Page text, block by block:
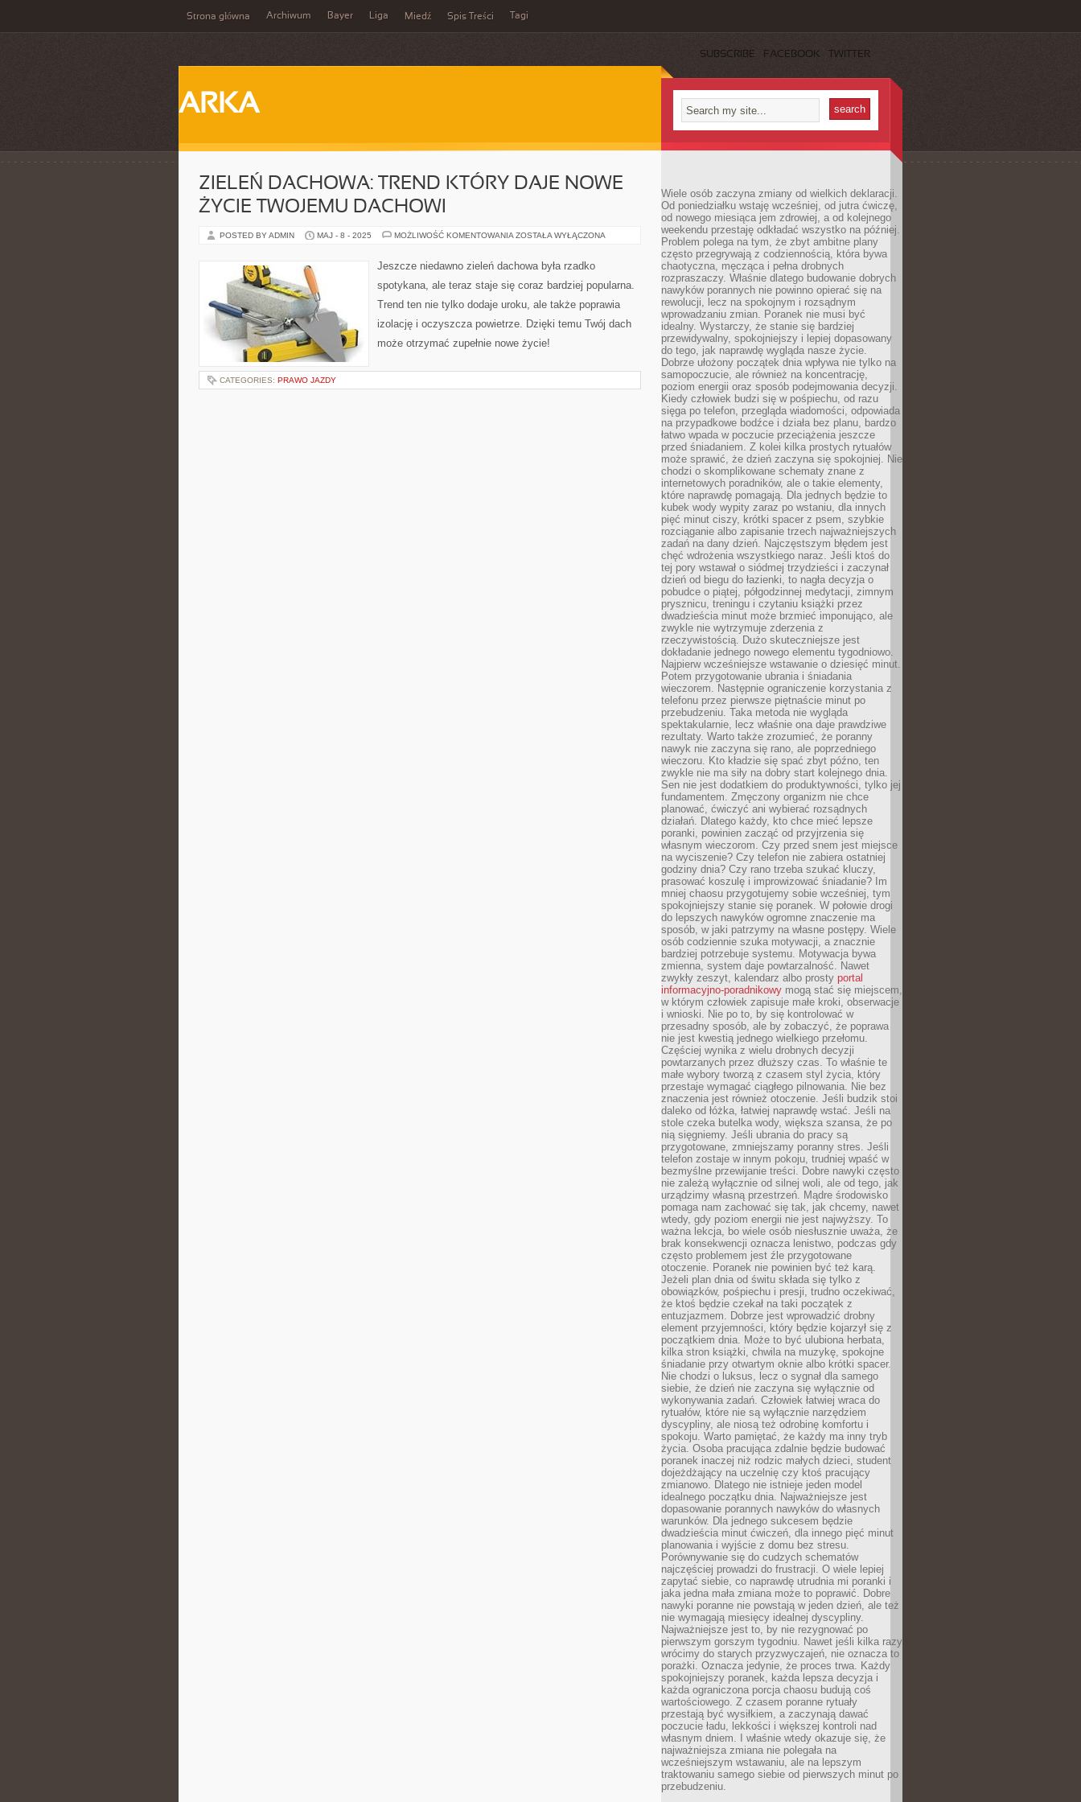
Strona główna Archiwum Bayer Liga Miedź Spis Treści Tagi
SUBSCRIBE FACEBOOK TWITTER
ARKA
ZIELEŃ DACHOWA: TREND KTÓRY DAJE NOWE
ŻYCIE TWOJEMU DACHOWI
POSTED BY ADMIN MAJ - 8 - 2025 MOŻLIWOŚĆ KOMENTOWANIA ZIELEŃ
KTÓRY
DAJE
ŻYCIE
DACHOWI
ZOSTAŁA WYŁĄCZONA
Jeszcze niedawno zieleń dachowa była rzadko
spotykana, ale teraz staje się coraz bardziej popularna.
Trend ten nie tylko dodaje uroku, ale także poprawia
izolację i oczyszcza powietrze. Dzięki temu Twój dach
może otrzymać zupełnie nowe życie!
CATEGORIES: PRAWO JAZDY
Wiele osób zaczyna zmiany od wielkich deklaracji.
Od poniedziałku wstaję wcześniej, od jutra ćwiczę,
od nowego miesiąca jem zdrowiej, a od kolejnego
weekendu przestaję odkładać wszystko na później.
Problem polega na tym, że zbyt ambitne plany
często przegrywają z codziennością, która bywa
chaotyczna, męcząca i pełna drobnych
rozpraszaczy. Właśnie dlatego budowanie dobrych
nawyków porannych nie powinno opierać się na
rewolucji, lecz na spokojnym i rozsądnym
wprowadzaniu zmian. Poranek nie musi być
idealny. Wystarczy, że stanie się bardziej
przewidywalny, spokojniejszy i lepiej dopasowany
do tego, jak naprawdę wygląda nasze życie.
Dobrze ułożony początek dnia wpływa nie tylko na
samopoczucie, ale również na koncentrację,
poziom energii oraz sposób podejmowania decyzji.
Kiedy człowiek budzi się w pośpiechu, od razu
sięga po telefon, przegląda wiadomości, odpowiada
na przypadkowe bodźce i działa bez planu, bardzo
łatwo wpada w poczucie przeciążenia jeszcze
przed śniadaniem. Z kolei kilka prostych rytuałów
może sprawić, że dzień zaczyna się spokojniej. Nie
chodzi o skomplikowane schematy znane z
internetowych poradników, ale o takie elementy,
które naprawdę pomagają. Dla jednych będzie to
kubek wody wypity zaraz po wstaniu, dla innych
pięć minut ciszy, krótki spacer z psem, szybkie
rozciąganie albo zapisanie trzech najważniejszych
zadań na dany dzień. Najczęstszym błędem jest
chęć wdrożenia wszystkiego naraz. Jeśli ktoś do
tej pory wstawał o siódmej trzydzieści i zaczynał
dzień od biegu do łazienki, to nagła decyzja o
pobudce o piątej, półgodzinnej medytacji, zimnym
prysznicu, treningu i czytaniu książki przez
dwadzieścia minut może brzmieć imponująco, ale
zwykle nie wytrzymuje zderzenia z
rzeczywistością. Dużo skuteczniejsze jest
dokładanie jednego nowego elementu tygodniowo.
Najpierw wcześniejsze wstawanie o dziesięć minut.
Potem przygotowanie ubrania i śniadania
wieczorem. Następnie ograniczenie korzystania z
telefonu przez pierwsze piętnaście minut po
przebudzeniu. Taka metoda nie wygląda
spektakularnie, lecz właśnie ona daje prawdziwe
rezultaty. Warto także zrozumieć, że poranny
nawyk nie zaczyna się rano, ale poprzedniego
wieczoru. Kto kładzie się spać zbyt późno, ten
zwykle nie ma siły na dobry start kolejnego dnia.
Sen nie jest dodatkiem do produktywności, tylko jej
fundamentem. Zmęczony organizm nie chce
planować, ćwiczyć ani wybierać rozsądnych
działań. Dlatego każdy, kto chce mieć lepsze
poranki, powinien zacząć od przyjrzenia się
własnym wieczorom. Czy przed snem jest miejsce
na wyciszenie? Czy telefon nie zabiera ostatniej
godziny dnia? Czy rano trzeba szukać kluczy,
prasować koszulę i improwizować śniadanie? Im
mniej chaosu przygotujemy sobie wcześniej, tym
spokojniejszy stanie się poranek. W połowie drogi
do lepszych nawyków ogromne znaczenie ma
sposób, w jaki patrzymy na własne postępy. Wiele
osób codziennie szuka motywacji, a znacznie
bardziej potrzebuje systemu. Motywacja bywa
zmienna, system daje powtarzalność. Nawet
zwykły zeszyt, kalendarz albo prosty portal
informacyjno-poradnikowy mogą stać się miejscem,
w którym człowiek zapisuje małe kroki, obserwacje
i wnioski. Nie po to, by się kontrolować w
przesadny sposób, ale by zobaczyć, że poprawa
nie jest kwestią jednego wielkiego przełomu.
Częściej wynika z wielu drobnych decyzji
powtarzanych przez dłuższy czas. To właśnie te
małe wybory tworzą z czasem styl życia, który
przestaje wymagać ciągłego pilnowania. Nie bez
znaczenia jest również otoczenie. Jeśli budzik stoi
daleko od łóżka, łatwiej naprawdę wstać. Jeśli na
stole czeka butelka wody, większa szansa, że po
nią sięgniemy. Jeśli ubrania do pracy są
przygotowane, zmniejszamy poranny stres. Jeśli
telefon zostaje w innym pokoju, trudniej wpaść w
bezmyślne przewijanie treści. Dobre nawyki często
nie zależą wyłącznie od silnej woli, ale od tego, jak
urządzimy własną przestrzeń. Mądre środowisko
pomaga nam zachować się tak, jak chcemy, nawet
wtedy, gdy poziom energii nie jest najwyższy. To
ważna lekcja, bo wiele osób niesłusznie uważa, że
brak konsekwencji oznacza lenistwo, podczas gdy
często problemem jest źle przygotowane
otoczenie. Poranek nie powinien być też karą.
Jeżeli plan dnia od świtu składa się tylko z
obowiązków, pośpiechu i presji, trudno oczekiwać,
że ktoś będzie czekał na taki początek z
entuzjazmem. Dobrze jest wprowadzić drobny
element przyjemności, który będzie kojarzył się z
początkiem dnia. Może to być ulubiona herbata,
kilka stron książki, chwila na muzykę, spokojne
śniadanie przy otwartym oknie albo krótki spacer.
Nie chodzi o luksus, lecz o sygnał dla samego
siebie, że dzień nie zaczyna się wyłącznie od
wykonywania zadań. Człowiek łatwiej wraca do
rytuałów, które nie są wyłącznie narzędziem
dyscypliny, ale niosą też odrobinę komfortu i
spokoju. Warto pamiętać, że każdy ma inny tryb
życia. Osoba pracująca zdalnie będzie budować
poranek inaczej niż rodzic małych dzieci, student
dojeżdżający na uczelnię czy ktoś pracujący
zmianowo. Dlatego nie istnieje jeden model
idealnego początku dnia. Najważniejsze jest
dopasowanie porannych nawyków do własnych
warunków. Dla jednego sukcesem będzie
dwadzieścia minut ćwiczeń, dla innego pięć minut
planowania i wyjście z domu bez stresu.
Porównywanie się do cudzych schematów
najczęściej prowadzi do frustracji. O wiele lepiej
zapytać siebie, co naprawdę utrudnia mi poranki i
jaka jedna mała zmiana może to poprawić. Dobre
nawyki poranne nie powstają w jeden dzień, ale też
nie wymagają miesięcy idealnej dyscypliny.
Najważniejsze jest to, by nie rezygnować po
pierwszym gorszym tygodniu. Nawet jeśli kilka razy
wrócimy do starych przyzwyczajeń, nie oznacza to
porażki. Oznacza jedynie, że proces trwa. Każdy
spokojniejszy poranek, każda lepsza decyzja i
każda ograniczona porcja chaosu budują coś
wartościowego. Z czasem poranne rytuały
przestają być wysiłkiem, a zaczynają dawać
poczucie ładu, lekkości i większej kontroli nad
własnym dniem. I właśnie wtedy okazuje się, że
najważniejsza zmiana nie polegała na
wcześniejszym wstawaniu, ale na lepszym
traktowaniu samego siebie od pierwszych minut po
przebudzeniu.